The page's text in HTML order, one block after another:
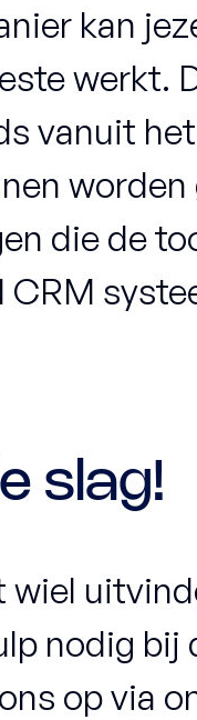
kan
werkt.
vanuit
die de
CRM
slag!
wiel
nodig bij
op via